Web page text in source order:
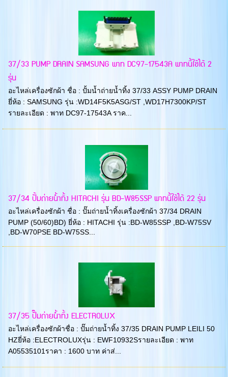
37/33 PUMP DRAIN SAMSUNG พาท DC97-17543A พาทนี้ใช้ได้ 2
รุ่น
อะไหล่เครื่องซักผ้า ชื่อ : ปั้มน้ำถ่ายน้ำทิ้ง 37/33 ASSY PUMP DRAIN
ยี่ห้อ : SAMSUNG รุ่น :WD14F5K5ASG/ST ,WD17H7300KP/ST
รายละเอียด : พาท DC97-17543A ราค...
37/34 ปั้มถ่ายน้ำทิ้ง HITACHI รุ่น BD-W85SSP พาทนี้ใช้ได้ 22 รุ่น
อะไหล่เครื่องซักผ้า ชื่อ : ปั๊มถ่ายน้ำทิ้งเครื่องซักผ้า 37/34 DRAIN
PUMP (50/60)BD) ยี่ห้อ : HITACHI รุ่น :BD-W85SSP ,BD-W75SV
,BD-W70PSE BD-W75SS...
37/35 ปั๊มถ่ายน้ำทิ้ง ELECTROLUX
อะไหล่เครื่องซักผ้าชื่อ : ปั๊มถ่ายน้ำทิ้ง 37/35 DRAIN PUMP LEILI 50
HZยี่ห้อ :ELECTROLUXรุ่น : EWF10932Sรายละเอียด : พาท
A05535101ราคา : 1600 บาท ค่าส่...